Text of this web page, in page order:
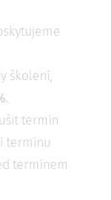
školení,
.
termín
termínu
termínem